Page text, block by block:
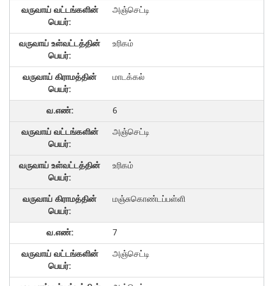
அஞ்செட்டி
உரிகம்
மாடக்கல்
6
அஞ்செட்டி
உரிகம்
மஞ்சுகொண்டப்பள்ளி
7
அஞ்செட்டி